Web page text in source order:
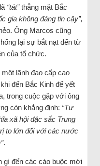
“tát”thẳng mặt Bắc
gia không đáng tin cậy”,
Ông Marcos cũng
lại sự bắt nạt đến từ
của tổ chức.
lãnh đạo cấp cao
đến Bắc Kinh để yết
trong cuộc gặp với ông
còn khẳng định: “Tư
xã hội đặc sắc Trung
to lớn đối với các nước
.
gì đến các cáo buộc mới